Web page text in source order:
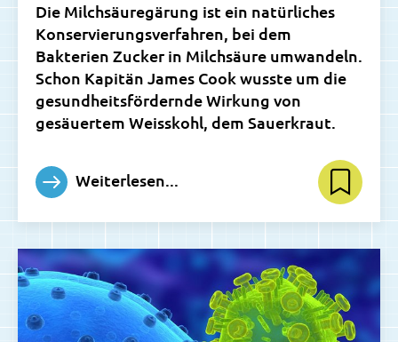
Die Milchsäuregärung ist ein natürliches
Konservierungsverfahren, bei dem
Bakterien Zucker in Milchsäure umwandeln.
Schon Kapitän James Cook wusste um die
gesundheitsfördernde Wirkung von
gesäuertem Weisskohl, dem Sauerkraut.
Weiterlesen...